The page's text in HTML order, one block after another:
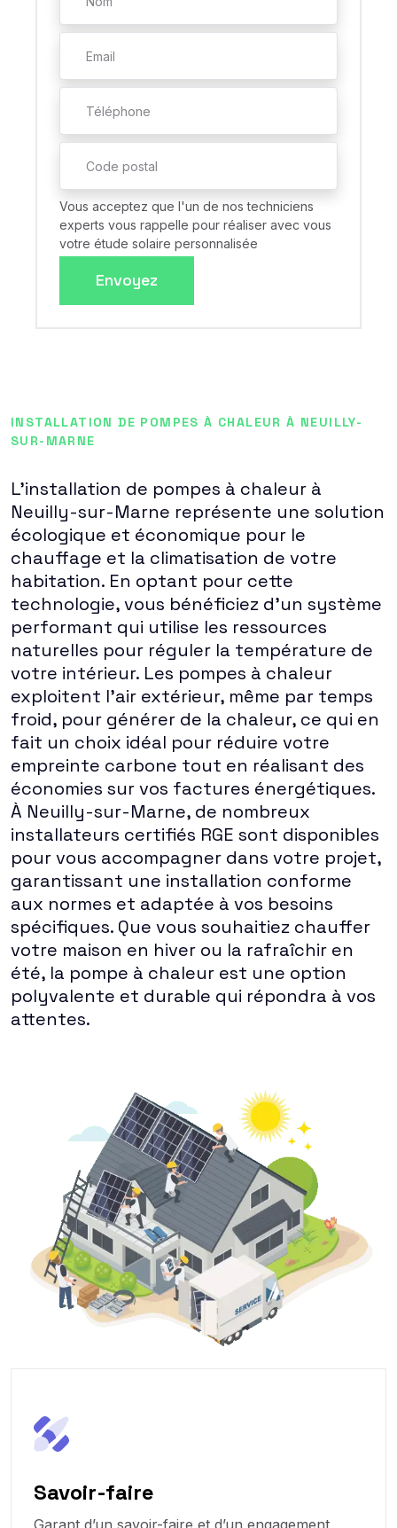
Vous acceptez que l'un de nos techniciens
experts vous rappelle pour réaliser avec vous
votre étude solaire personnalisée
Envoyez
INSTALLATION DE POMPES À CHALEUR À NEUILLY-
SUR-MARNE
L'installation de pompes à chaleur à
Neuilly-sur-Marne représente une solution
écologique et économique pour le
chauffage et la climatisation de votre
habitation. En optant pour cette
technologie, vous bénéficiez d'un système
performant qui utilise les ressources
naturelles pour réguler la température de
votre intérieur. Les pompes à chaleur
exploitent l'air extérieur, même par temps
froid, pour générer de la chaleur, ce qui en
fait un choix idéal pour réduire votre
empreinte carbone tout en réalisant des
économies sur vos factures énergétiques.
À Neuilly-sur-Marne, de nombreux
installateurs certifiés RGE sont disponibles
pour vous accompagner dans votre projet,
garantissant une installation conforme
aux normes et adaptée à vos besoins
spécifiques. Que vous souhaitiez chauffer
votre maison en hiver ou la rafraîchir en
été, la pompe à chaleur est une option
polyvalente et durable qui répondra à vos
attentes.
Savoir-faire
Garant d’un savoir-faire et d’un engagement